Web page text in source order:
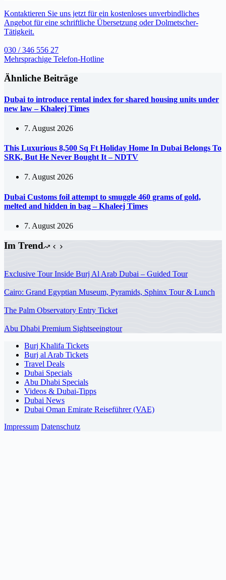
Kontaktieren Sie uns jetzt für ein kostenloses unverbindliches
Angebot für eine schriftliche Übersetzung oder Dolmetscher-
Tätigkeit.
030 / 346 556 27
Mehrsprachige Telefon-Hotline
Ähnliche Beiträge
Dubai to introduce rental index for shared housing units under
new law – Khaleej Times
7. August 2026
This Luxurious 8,500 Sq Ft Holiday Home In Dubai Belongs To
SRK, But He Never Bought It – NDTV
7. August 2026
Dubai Customs foil attempt to smuggle 460 grams of gold,
melted and hidden in bag – Khaleej Times
7. August 2026
Im Trend
Exclusive Tour Inside Burj Al Arab Dubai – Guided Tour
Cairo: Grand Egyptian Museum, Pyramids, Sphinx Tour & Lunch
The Palm Observatory Entry Ticket
Abu Dhabi Premium Sightseeingtour
Burj Khalifa Tickets
Burj al Arab Tickets
Travel Deals
Dubai Specials
Abu Dhabi Specials
Videos & Dubai-Tipps
Dubai News
Dubai Oman Emirate Reiseführer (VAE)
Impressum Datenschutz